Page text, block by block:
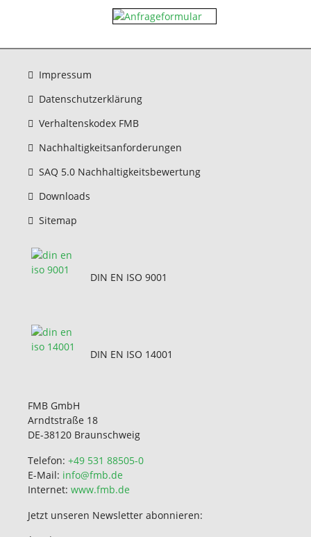
Impressum
Datenschutzerklärung
Verhaltenskodex FMB
Nachhaltigkeitsanforderungen
SAQ 5.0 Nachhaltigkeitsbewertung
Downloads
Sitemap
DIN EN ISO 9001
DIN EN ISO 14001
FMB GmbH
Arndtstraße 18
DE-38120 Braunschweig
Telefon: +49 531 88505-0
E-Mail: info@fmb.de
Internet: www.fmb.de
Jetzt unseren Newsletter abonnieren: